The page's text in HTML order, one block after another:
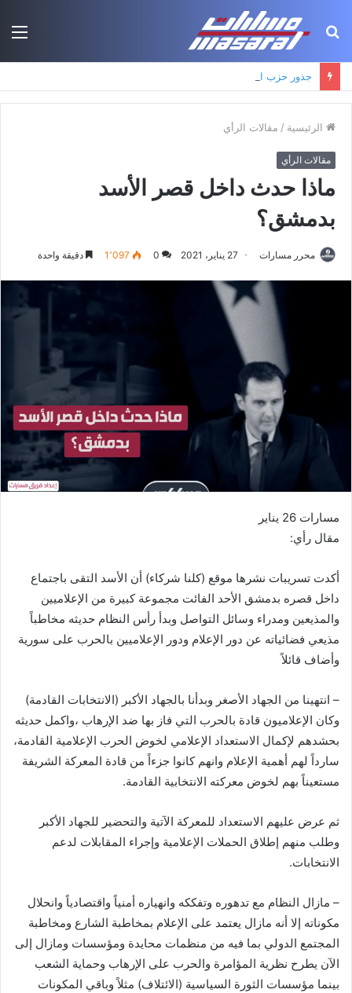
بحث
الرئيسية / مقالات الرأي
مقالات الرأي
ماذا حدث داخل قصر الأسد
بدمشق؟
محرر مسارات 27 يناير، 2021 0 1٬097 دقيقة واحدة
مسارات 26 يناير
مقال رأي:
أكدت تسريبات نشرها موقع (كلنا شركاء) أن الأسد التقى باجتماع
داخل قصره بدمشق الأحد الفائت مجموعة كبيرة من الإعلاميين
والمذيعين ومدراء وسائل التواصل وبدأ رأس النظام حديثه مخاطباً
مذيعي فضائياته عن دور الإعلام ودور الإعلاميين بالحرب على سورية
وأضاف قائلاً
– انتهينا من الجهاد الأصغر وبدأنا بالجهاد الأكبر (الانتخابات القادمة)
وكان الإعلاميون قادة بالحرب التي فاز بها ضد الإرهاب ،واكمل حديثه
بحشدهم لإكمال الاستعداد الإعلامي لخوض الحرب الإعلامية القادمة،
سارداً لهم أهمية الإعلام وانهم كانوا جزءاً من قادة المعركة الشريفة
مستعيناً بهم لخوض معركته الانتخابية القادمة.
ثم عرض عليهم الاستعداد للمعركة الآتية والتحضير للجهاد الأكبر
وطلب منهم إطلاق الحملات الإعلامية وإجراء المقابلات لدعم
الانتخابات.
– مازال النظام مع تدهوره وتفككه وانهياره أمنياً واقتصادياً وانحلال
مكوناته إلا أنه مازال يعتمد على الإعلام بمخاطبة الشارع ومخاطبة
المجتمع الدولي بما فيه من منظمات محايدة ومؤسسات ومازال إلى
الآن يطرح نظرية المؤامرة والحرب على الإرهاب وحماية الشعب
بينما مؤسسات الثورة السياسية (الائتلاف) مثلاً وباقي المكونات